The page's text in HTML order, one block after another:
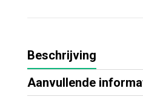
Beschrijving
Aanvullende